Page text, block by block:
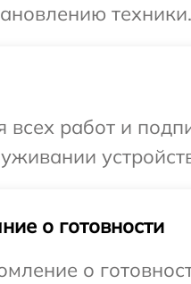
техники.
всех работ и
о готовности
о